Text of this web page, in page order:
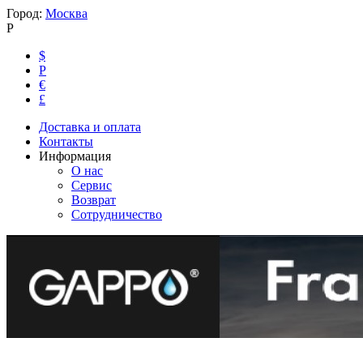
Город: Москва
Р
$
Р
€
£
Доставка и оплата
Контакты
Информация
О нас
Сервис
Возврат
Сотрудничество